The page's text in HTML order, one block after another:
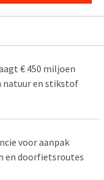
€ 450 miljoen
natuur en stikstof
voor aanpak
en doorfietsroutes